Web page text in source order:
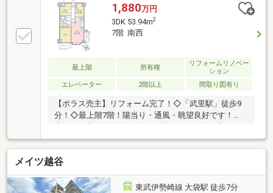
1,880万円
3DK 53.94m2
7階 南西
最上階 所有権
リフォームリノベー
ション
エレベーター
2階以上 間取り図有り
【ポラス売主】リフォーム完了！◇「武里駅」徒歩9
分！◇最上階7階！陽当り・通風・眺望良好です！
でリフォーム済み(2026年8月)（フルリフォーム予定／
キッチン・浴室・洗面化粧台交換/クロス貼替 他）◇
周辺に生活利便施設がそろう便利な住環境 （セブンイ
レブン160ｍ/ラコマート900ｍ/武里郵便局600ｍ/大枝
公園800ｍ）
メイツ越谷
東武伊勢崎線 大袋駅 徒歩7分